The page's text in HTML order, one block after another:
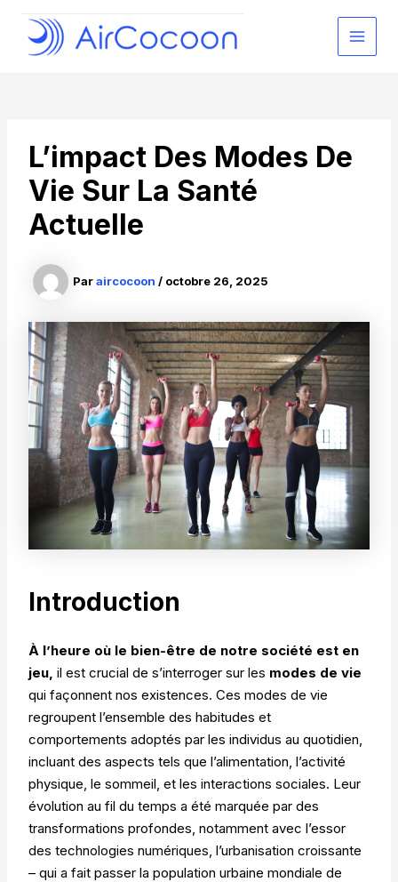
contenu
L’impact Des Modes De
Vie Sur La Santé
Actuelle
Paraircocoon/ octobre 26, 2025
Introduction
À l’heure où le bien-être de notre société est en
jeu, il est crucial de s’interroger sur les modes de vie
qui façonnent nos existences. Ces modes de vie
regroupent l’ensemble des habitudes et
comportements adoptés par les individus au quotidien,
incluant des aspects tels que l’alimentation, l’activité
physique, le sommeil, et les interactions sociales. Leur
évolution au fil du temps a été marquée par des
transformations profondes, notamment avec l’essor
des technologies numériques, l’urbanisation croissante
– qui a fait passer la population urbaine mondiale de